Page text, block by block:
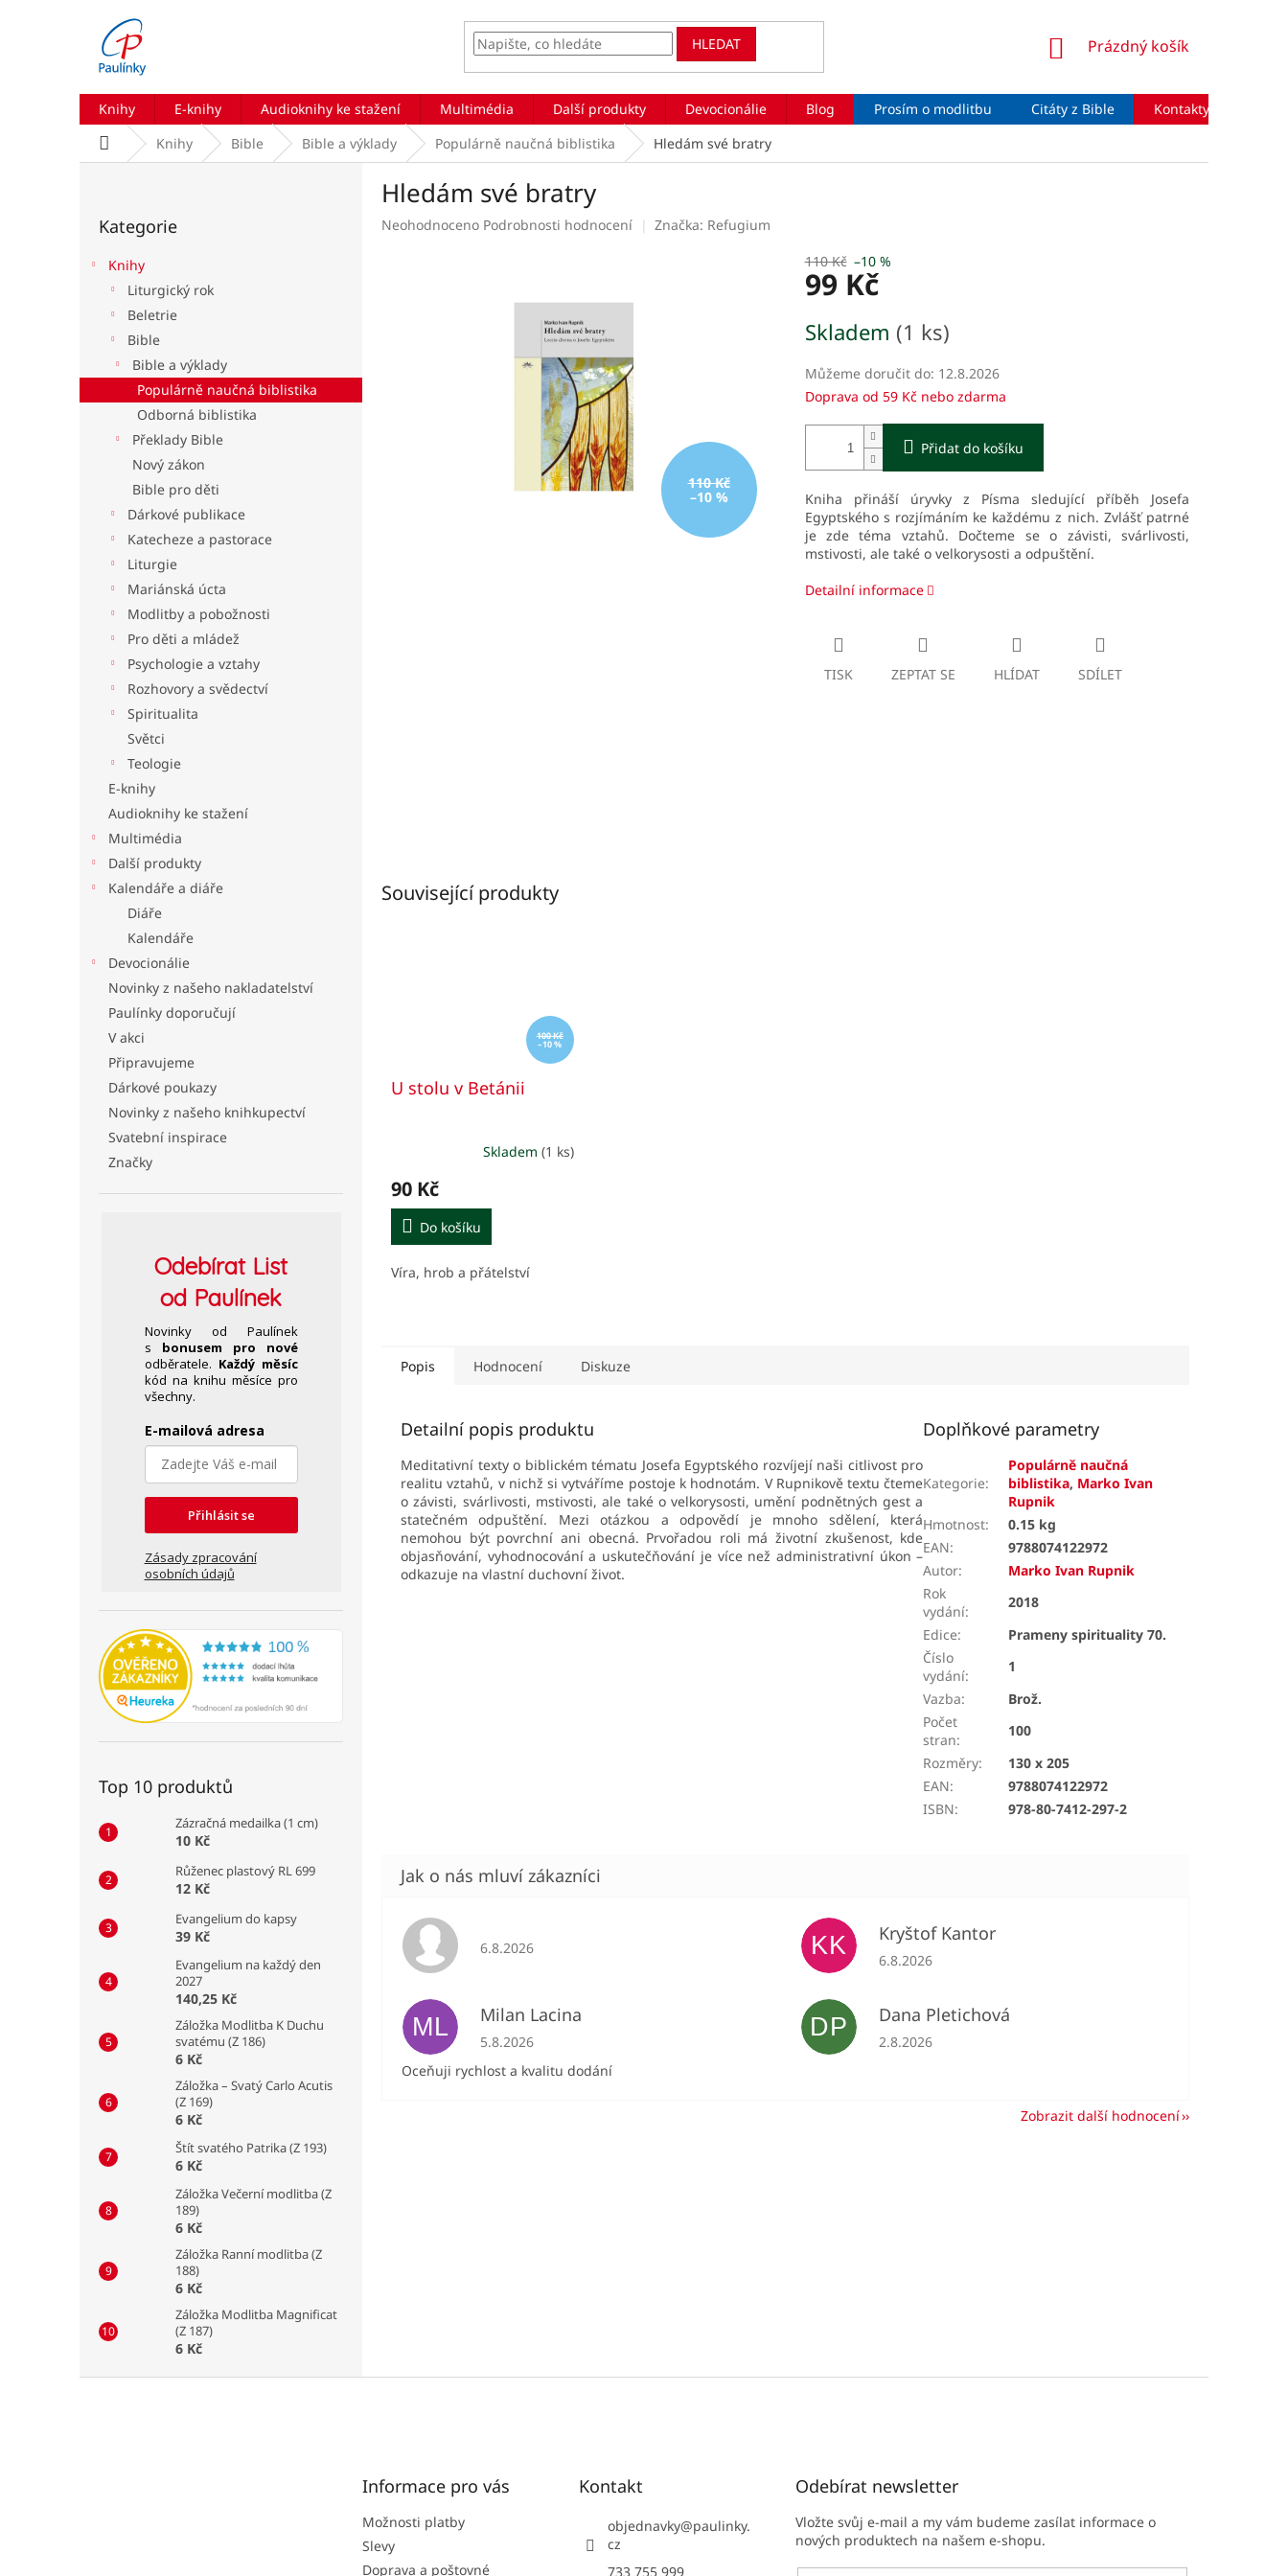
HLEDAT
NÁKUPNÍ
Prázdný košík
Knihy E-knihy Audioknihy ke stažení Multimédia Další produkty Devocionálie Blog Prosím o modlitbu Citáty z Bible Kontakty
Domů Knihy Bible Bible a výklady Populárně naučná biblistika Hledám své bratry
a
n
kategorie
Kategorie
Knihy
Liturgický rok
Beletrie
Bible
Bible a výklady
Populárně naučná biblistika
Odborná biblistika
Překlady Bible
Nový zákon
Bible pro děti
Dárkové publikace
Katecheze a pastorace
Liturgie
Mariánská úcta
Modlitby a pobožnosti
Pro děti a mládež
Psychologie a vztahy
Rozhovory a svědectví
Spiritualita
Světci
Teologie
E-knihy
Audioknihy ke stažení
Multimédia
Další produkty
Kalendáře a diáře
Diáře
Kalendáře
Devocionálie
Novinky z našeho nakladatelství
Paulínky doporučují
V akci
Připravujeme
Dárkové poukazy
Novinky z našeho knihkupectví
Svatební inspirace
Značky
OdebíratList
od Paulínek
Novinky od Paulínek
s bonusem pro nové
odběratele. Každý měsíc
kód na knihu měsíce pro
všechny.
E-mailová adresa
Přihlásit se
Zásady zpracování
osobních údajů
Top 10 produktů
Zázračná medailka (1 cm)
10 Kč
Růženec plastový RL 699
12 Kč
Evangelium do kapsy
39 Kč
Evangelium na každý den
2027
140,25 Kč
Záložka Modlitba K Duchu
svatému (Z 186)
6 Kč
Záložka – Svatý Carlo Acutis
(Z 169)
6 Kč
Štít svatého Patrika (Z 193)
6 Kč
Záložka Večerní modlitba (Z
189)
6 Kč
Záložka Ranní modlitba (Z
188)
6 Kč
Záložka Modlitba Magnificat
(Z 187)
6 Kč
Hledám své bratry
Průměrné
Neohodnoceno Podrobnosti hodnocení Značka: Refugium
110 Kč
–10 %
110 Kč –10 %
99 Kč
cena:
Skladem (1 ks)
Můžeme doručit do: 12.8.2026
Doprava od 59 Kč nebo zdarma
Přidat do košíku
Kniha přináší úryvky z Písma sledující příběh Josefa
Egyptského s rozjímáním ke každému z nich. Zvlášť patrné
je zde téma vztahů. Dočteme se o závisti, svárlivosti,
mstivosti, ale také o velkorysosti a odpuštění.
Detailní informace
TISK ZEPTAT SE HLÍDAT SDÍLET
Související produkty
100 Kč
–10 %
U stolu v Betánii
Skladem (1 ks)
90 Kč
Do košíku
Víra, hrob a přátelství
Popis Hodnocení Diskuze
Detailní popis produktu
Meditativní texty o biblickém tématu Josefa Egyptského rozvíjejí naši citlivost pro
realitu vztahů, v nichž si vytváříme postoje k hodnotám. V Rupnikově textu čteme
o závisti, svárlivosti, mstivosti, ale také o velkorysosti, umění podnětných gest a
statečném odpuštění. Mezi otázkou a odpovědí je mnoho sdělení, která
nemohou být povrchní ani obecná. Prvořadou roli má životní zkušenost, kde
objasňování, vyhodnocování a uskutečňování je více než administrativní úkon –
odkazuje na vlastní duchovní život.
Doplňkové parametry
Kategorie:
Populárně naučná
biblistika, Marko Ivan
Rupnik
Hmotnost:
0.15 kg
EAN:
9788074122972
Autor:
Marko Ivan Rupnik
Rok
vydání:
2018
Edice:
Prameny spirituality 70.
Číslo
vydání:
1
Vazba:
Brož.
Počet
stran:
100
Rozměry:
130 x 205
EAN:
9788074122972
ISBN: 978-80-7412-297-2
Hodnocení obchodu je 5 z 5 hvězdiček.
6.8.2026 KK Kryštof Kantor
Hodnocení obchodu je 5 z 5 hvězdiček.
6.8.2026
ML Milan Lacina
Hodnocení obchodu je 5 z 5 hvězdiček.
5.8.2026
Oceňuji rychlost a kvalitu dodání
DP Dana Pletichová
Hodnocení obchodu je 5 z 5 hvězdiček.
2.8.2026
Zobrazit další hodnocení
Informace pro vás
Možnosti platby
Slevy
Doprava a poštovné
Kontakt
objednavky@paulinky.
cz
733 755 999
Odebírat newsletter
Vložte svůj e-mail a my vám budeme zasílat informace o
nových produktech na našem e-shopu.